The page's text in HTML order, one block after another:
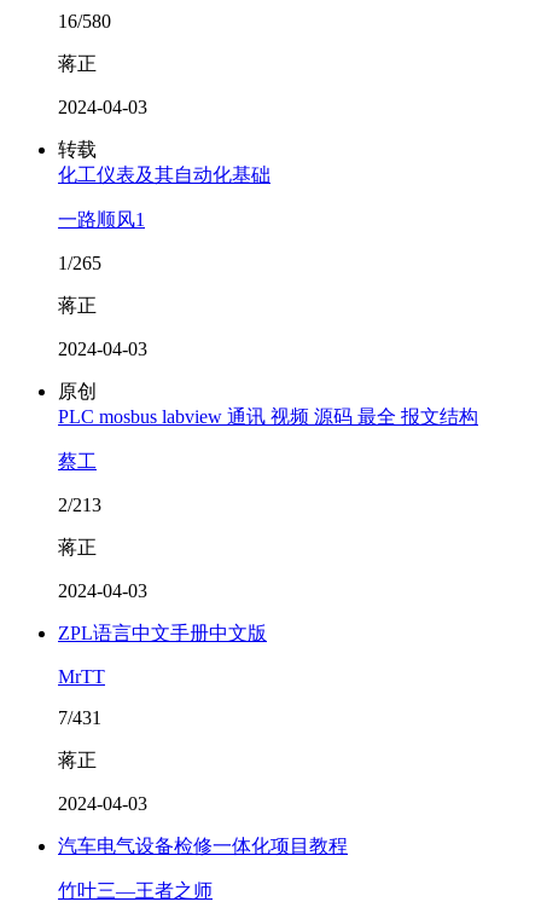
16/580
蒋正
2024-04-03
转载
化工仪表及其自动化基础
一路顺风1
1/265
蒋正
2024-04-03
原创
PLC mosbus labview 通讯 视频 源码 最全 报文结构
蔡工
2/213
蒋正
2024-04-03
ZPL语言中文手册中文版
MrTT
7/431
蒋正
2024-04-03
汽车电气设备检修一体化项目教程
竹叶三—王者之师